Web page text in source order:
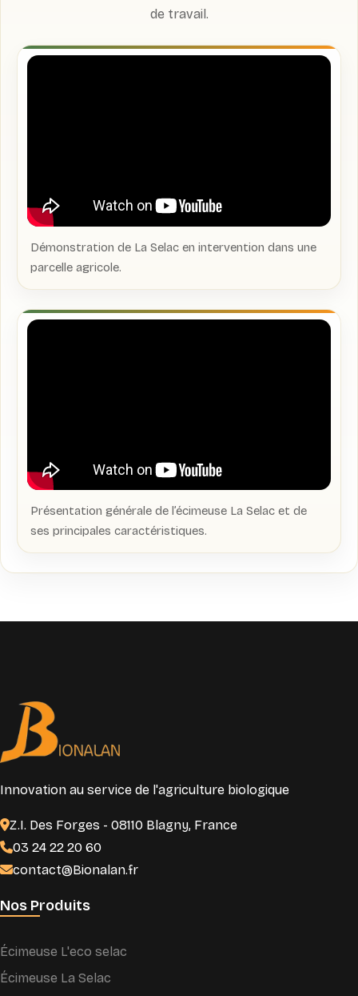
de travail.
Démonstration de La Selac en intervention dans une
parcelle agricole.
Présentation générale de l’écimeuse La Selac et de
ses principales caractéristiques.
Innovation au service de l'agriculture biologique
Z.I. Des Forges - 08110 Blagny, France
03 24 22 20 60
contact@Bionalan.fr
Nos Produits
Écimeuse L'eco selac
Écimeuse La Selac